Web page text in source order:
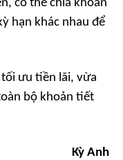
có thể chia khoản
hạn khác nhau để
ưu tiền lãi, vừa
bộ khoản tiết
Kỳ Anh